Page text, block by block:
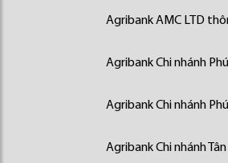
Agribank AMC LTD
Agribank Chi nhánh
Agribank Chi nhánh
Agribank Chi nhánh